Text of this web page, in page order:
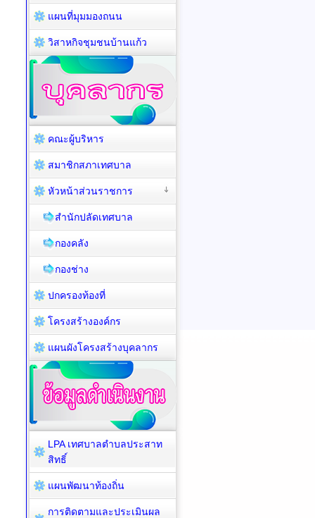
แผนที่มุมมองถนน
วิสาหกิจชุมชนบ้านแก้ว
คณะผู้บริหาร
สมาชิกสภาเทศบาล
หัวหน้าส่วนราชการ
สำนักปลัดเทศบาล
กองคลัง
กองช่าง
ปกครองท้องที่
โครงสร้างองค์กร
แผนผังโครงสร้างบุคลากร
LPA เทศบาลตำบลประสาท
สิทธิ์
แผนพัฒนาท้องถิ่น
การติดตามและประเมินผล